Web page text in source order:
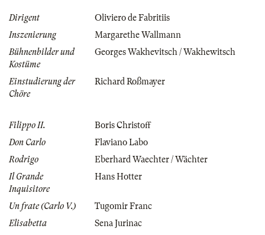
Dirigent
Oliviero de Fabritiis
Inszenierung
Margarethe Wallmann
Bühnenbilder und
Kostüme
Georges Wakhevitsch / Wakhewitsch
Einstudierung der
Chöre
Richard Roßmayer
Filippo II.
Boris Christoff
Don Carlo
Flaviano Labo
Rodrigo
Eberhard Waechter / Wächter
Il Grande
Inquisitore
Hans Hotter
Un frate (Carlo V.)
Tugomir Franc
Elisabetta
Sena Jurinac